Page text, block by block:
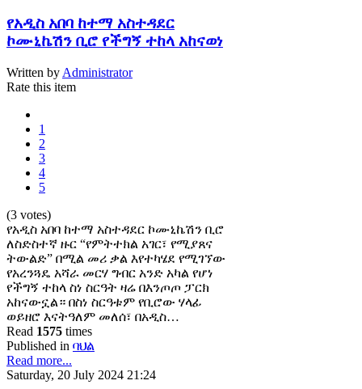
የአዲስ አበባ ከተማ አስተዳደር
ኮሙኒኬሽን ቢሮ የችግኝ ተከላ አከናወነ
Written by Administrator
Rate this item
1
2
3
4
5
(3 votes)
የአዲስ አበባ ከተማ አስተዳደር ኮሙኒኬሽን ቢሮ
ለስድስተኛ ዙር “የምትተክል አገር፣ የሚያጸና
ትውልድ” በሚል መሪ ቃል እየተካሄደ የሚገኘው
የአረንጓዴ አሻራ መርሃ ግብር አንድ አካል የሆነ
የችግኝ ተከላ ስነ ስርዓት ዛሬ በእንጦጦ ፓርክ
አከናውኗል። በስነ ስርዓቱም የቢሮው ሃላፊ
ወይዘሮ እናትዓለም መለሰ፣ በአዲስ…
Read 1575 times
Published in ባህል
Read more...
Saturday, 20 July 2024 21:24